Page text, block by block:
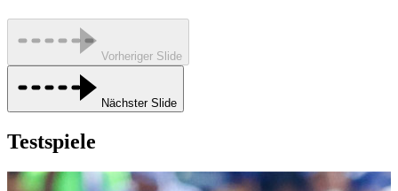
Vorheriger Slide
Nächster Slide
Testspiele